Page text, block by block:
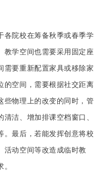
各院校在筹备秋季或春季学
教学空间也需要采用固定座
需要重新配置家具或移除家
的空间，需要根据社交距离
些物理上的改变的同时，管
洁、增加排课空档窗口、
。最后，若能发挥创意将校
活动空间等改造成临时教